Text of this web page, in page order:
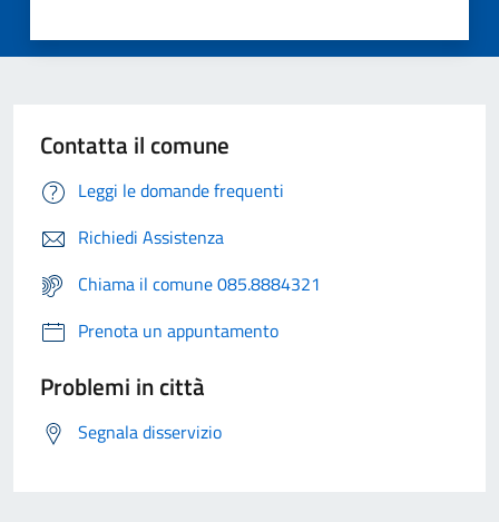
Contatta il comune
Leggi le domande frequenti
Richiedi Assistenza
Chiama il comune 085.8884321
Prenota un appuntamento
Problemi in città
Segnala disservizio